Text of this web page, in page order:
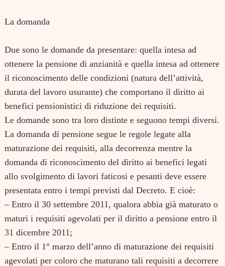
La domanda
Due sono le domande da presentare: quella intesa ad
ottenere la pensione di anzianità e quella intesa ad ottenere
il riconoscimento delle condizioni (natura dell’attività,
durata del lavoro usurante) che comportano il diritto ai
benefici pensionistici di riduzione dei requisiti.
Le domande sono tra loro distinte e seguono tempi diversi.
La domanda di pensione segue le regole legate alla
maturazione dei requisiti, alla decorrenza mentre la
domanda di riconoscimento del diritto ai benefici legati
allo svolgimento di lavori faticosi e pesanti deve essere
presentata entro i tempi previsti dal Decreto. E cioè:
– Entro il 30 settembre 2011, qualora abbia già maturato o
maturi i requisiti agevolati per il diritto a pensione entro il
31 dicembre 2011;
– Entro il 1° marzo dell’anno di maturazione dei requisiti
agevolati per coloro che maturano tali requisiti a decorrere